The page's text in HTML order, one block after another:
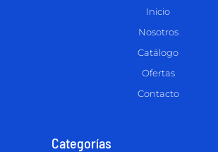
Inicio
Nosotros
Catálogo
Ofertas
Contacto
Categorías